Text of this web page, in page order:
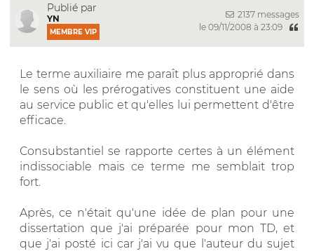
Publié par
YN
MEMBRE VIP
2137 messages
le 09/11/2008 à 23:09
Le terme auxiliaire me paraît plus approprié dans
le sens où les prérogatives constituent une aide
au service public et qu'elles lui permettent d'être
efficace.
Consubstantiel se rapporte certes à un élément
indissociable mais ce terme me semblait trop
fort.
Après, ce n'était qu'une idée de plan pour une
dissertation que j'ai préparée pour mon TD, et
que j'ai posté ici car j'ai vu que l'auteur du sujet